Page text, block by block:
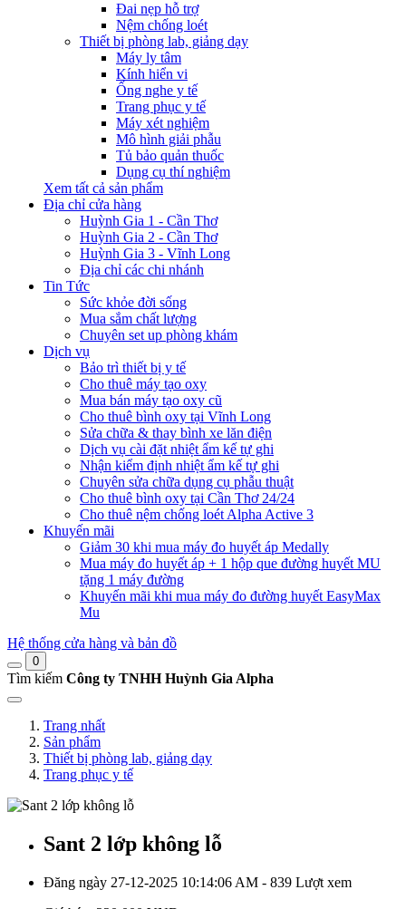
Đai nẹp hỗ trợ
Nệm chống loét
Thiết bị phòng lab, giảng dạy
Máy ly tâm
Kính hiển vi
Ống nghe y tế
Trang phục y tế
Máy xét nghiệm
Mô hình giải phẫu
Tủ bảo quản thuốc
Dụng cụ thí nghiệm
Xem tất cả sản phẩm
Địa chỉ cửa hàng
Huỳnh Gia 1 - Cần Thơ
Huỳnh Gia 2 - Cần Thơ
Huỳnh Gia 3 - Vĩnh Long
Địa chỉ các chi nhánh
Tin Tức
Sức khỏe đời sống
Mua sắm chất lượng
Chuyên set up phòng khám
Dịch vụ
Bảo trì thiết bị y tế
Cho thuê máy tạo oxy
Mua bán máy tạo oxy cũ
Cho thuê bình oxy tại Vĩnh Long
Sửa chữa & thay bình xe lăn điện
Dịch vụ cài đặt nhiệt ẩm kế tự ghi
Nhận kiểm định nhiệt ẩm kế tự ghi
Chuyên sửa chữa dụng cụ phẫu thuật
Cho thuê bình oxy tại Cần Thơ 24/24
Cho thuê nệm chống loét Alpha Active 3
Khuyến mãi
Giảm 30 khi mua máy đo huyết áp Medally
Mua máy đo huyết áp + 1 hộp que đường huyết MU
tặng 1 máy đường
Khuyến mãi khi mua máy đo đường huyết EasyMax
Mu
Hệ thống cửa hàng và bản đồ
0
Tìm kiếm Công ty TNHH Huỳnh Gia Alpha
Trang nhất
Sản phẩm
Thiết bị phòng lab, giảng dạy
Trang phục y tế
Sant 2 lớp không lỗ
Đăng ngày 27-12-2025 10:14:06 AM - 839 Lượt xem